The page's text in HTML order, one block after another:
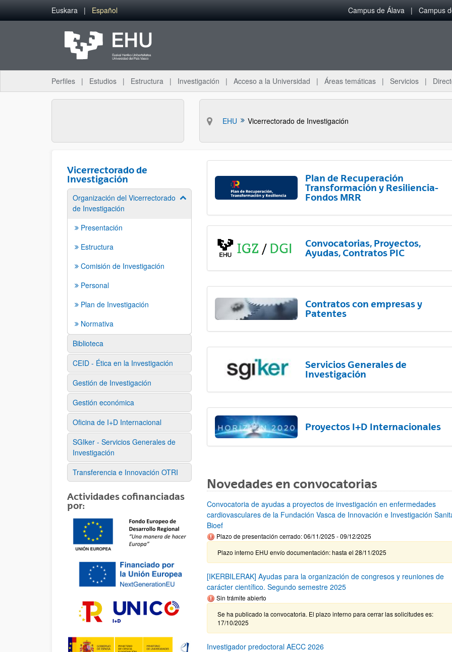
Saltar al contenido principal
Euskara Español Campus de Álava Campus
Perfiles Estudios Estructura Investigación Acceso a la Universidad Áreas temáticas Servicios
EHU Vicerrectorado de Investigación
Vicerrectorado de
Investigación
Organización del Vicerrectorado
de Investigación
Mostrar/ocultar subpáginas
Presentación
Estructura
Comisión de Investigación
Personal
Plan de Investigación
Normativa
Biblioteca
CEID - Ética en la Investigación
Gestión de Investigación
Gestión económica
Oficina de I+D Internacional
SGIker - Servicios Generales de
Investigación
Transferencia e Innovación OTRI
Actividades cofinanciadas
por:
Plan de Recuperación
Transformación y Resiliencia-
Fondos MRR
Convocatorias, Proyectos,
Ayudas, Contratos PIC
Contratos con empresas y
Patentes
Servicios Generales de
Investigación
Proyectos I+D Internacionales
Novedades en convocatorias
Convocatoria de ayudas a proyectos de investigación en enfermedades
cardiovasculares de la Fundación Vasca de Innovación e Investigación
Bioef
Plazo de presentación cerrado: 06/11/2025 - 09/12/2025
Plazo interno EHU envío documentación: hasta el 28/11/2025
[IKERBILERAK] Ayudas para la organización de congresos y reuniones de
carácter científico. Segundo semestre 2025
Sin trámite abierto
Se ha publicado la convocatoria. El plazo interno para cerrar las solicitudes es:
17/10/2025
Investigador predoctoral AECC 2026